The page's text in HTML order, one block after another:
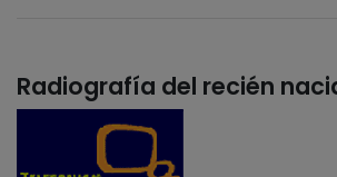
Radiografía del recién